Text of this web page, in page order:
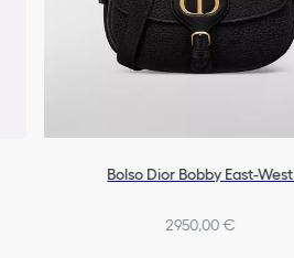
Bolso Dior Bobby East-West
2950,00 €